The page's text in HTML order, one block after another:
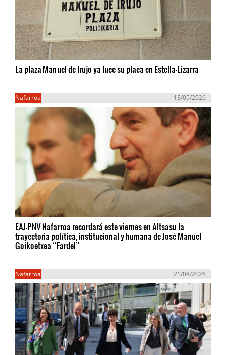
La plaza Manuel de Irujo ya luce su placa en Estella-Lizarra
Nafarroa 13/05/2026
EAJ-PNV Nafarroa recordará este viernes en Altsasu la
trayectoria política, institucional y humana de José Manuel
Goikoetxea “Fardel”
Nafarroa 21/04/2026